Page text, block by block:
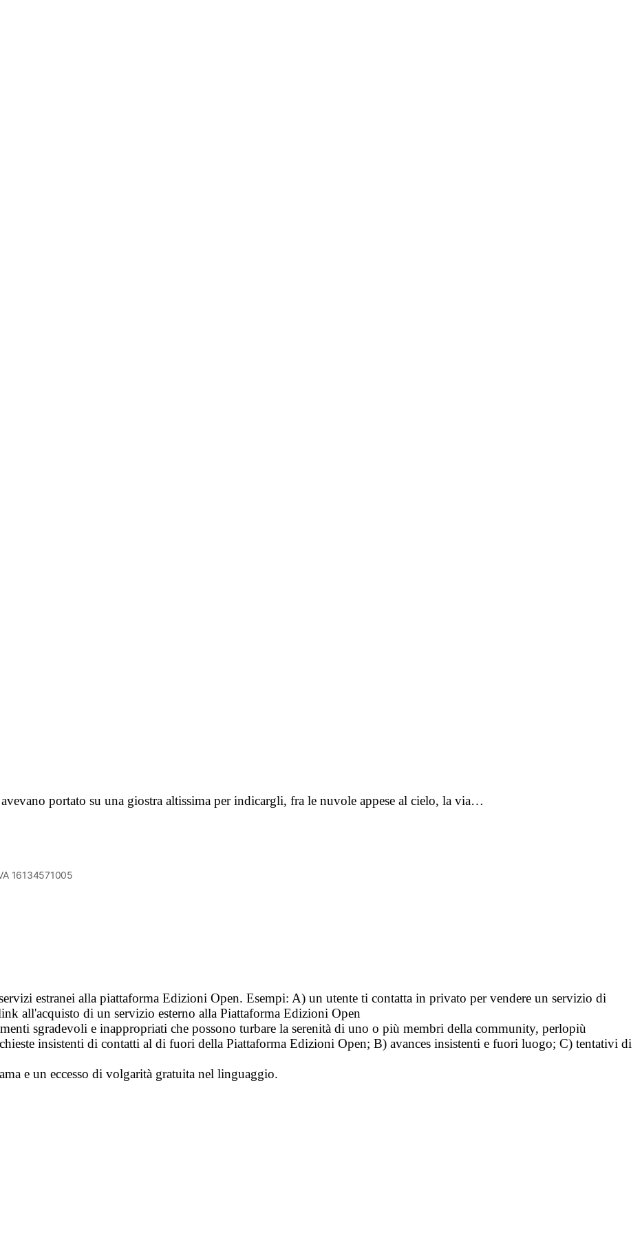
portato su una giostra altissima per indicargli, fra le nuvole appese al cielo, la via…
16134571005
estranei alla piattaforma Edizioni Open. Esempi: A) un utente ti contatta in privato per vendere un servizio di
all'acquisto di un servizio esterno alla Piattaforma Edizioni Open
sgradevoli e inappropriati che possono turbare la serenità di uno o più membri della community, perlopiù
insistenti di contatti al di fuori della Piattaforma Edizioni Open; B) avances insistenti e fuori luogo; C) tentativi di
e un eccesso di volgarità gratuita nel linguaggio.